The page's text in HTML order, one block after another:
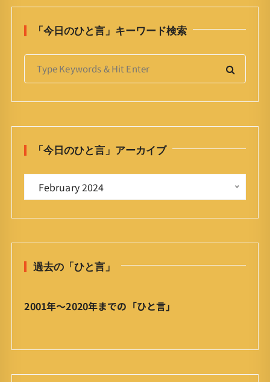
「今日のひと言」キーワード検索
S
r
:
「今日のひと言」アーカイブ
ひ
言
ア
イ
February 2024
過去の「ひと言」
2001年〜2020年までの「ひと言」